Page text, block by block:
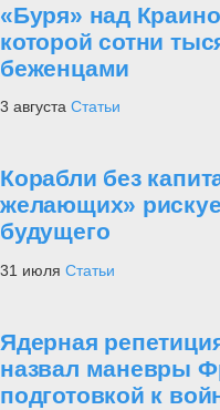
«Буря» над
которой сотни
беженцами
3 августа Статьи
Корабли без
желающих»
будущего
31 июля Статьи
Ядерная
назвал маневры
подготовкой к